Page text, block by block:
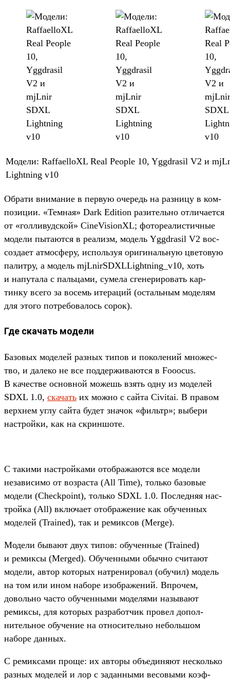
Мо­дели: RaffaelloXL Real People 10, Yggdrasil V2 и
Lightning v10
Об­рати вни­мание в пер­вую оче­редь на раз­ницу в ком­
позиции. «Тем­ная» Dark Edition разитель­но отли­чает­ся
от «гол­ливуд­ской» CineVisionXL; фоторе­алис­тичные
модели пыта­ются в реализм, модель Yggdrasil V2 вос­
созда­ет атмосфе­ру, исполь­зуя ори­гиналь­ную цве­товую
палит­ру, а модель mjLnirSDXLLightning_v10, хоть
и напута­ла с паль­цами, сумела сге­нери­ровать кар­
тинку все­го за восемь ите­раций (осталь­ным моделям
для это­го пот­ребова­лось сорок).
Где скачать модели
Ба­зовых моделей раз­ных типов и поколе­ний мно­жес­
тво, и далеко не все под­держи­вают­ся в Fooocus.
В качес­тве основной можешь взять одну из моделей
SDXL 1.0, ска­чать их мож­но с сай­та Civitai. В пра­вом
вер­хнем углу сай­та будет зна­чок «филь­тр»; выбери
нас­трой­ки, как на скрин­шоте.
С такими нас­трой­ками отоб­ража­ются все модели
незави­симо от воз­раста (All Time), толь­ко базовые
модели (Checkpoint), толь­ко SDXL 1.0. Пос­ледняя нас­
трой­ка (All) вклю­чает отоб­ражение как обу­чен­ных
моделей (Trained), так и ремик­сов (Merge).
Мо­дели быва­ют двух типов: обу­чен­ные (Trained)
и ремик­сы (Merged). Обу­чен­ными обыч­но счи­тают
модели, автор которых нат­рениро­вал (обу­чил) модель
на том или ином наборе изоб­ражений. Впро­чем,
доволь­но час­то обу­чен­ными моделя­ми называ­ют
ремик­сы, для которых раз­работ­чик про­вел допол­
нитель­ное обу­чение на отно­ситель­но неболь­шом
наборе дан­ных.
С ремик­сами про­ще: их авто­ры объ­еди­няют нес­коль­ко
раз­ных моделей и лор с задан­ными весовы­ми коэф­